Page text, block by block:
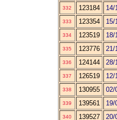
332 123184 14/
333 123354 15/
334 123519 18/
335 123776 21/
336 124144 28/
337 126519 12/
338 130955 02/
339 139561 19/
340 139527 20/